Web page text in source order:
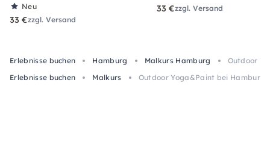
Neu
33 €zzgl. Versand
33 €zzgl. Versand
Erlebnisse buchen Hamburg Malkurs Hamburg
Outdoor
Erlebnisse buchen
Malkurs Outdoor Yoga&Paint bei